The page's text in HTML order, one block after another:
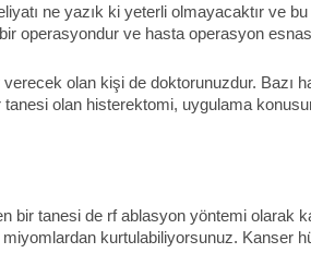
ne yazık ki yeterli olmayacaktır ve
operasyondur ve hasta operasyon
olan kişi de doktorunuzdur.
olan histerektomi, uygulama
bir tanesi de rf ablasyon yöntemi olarak
kurtulabiliyorsunuz. Kanser